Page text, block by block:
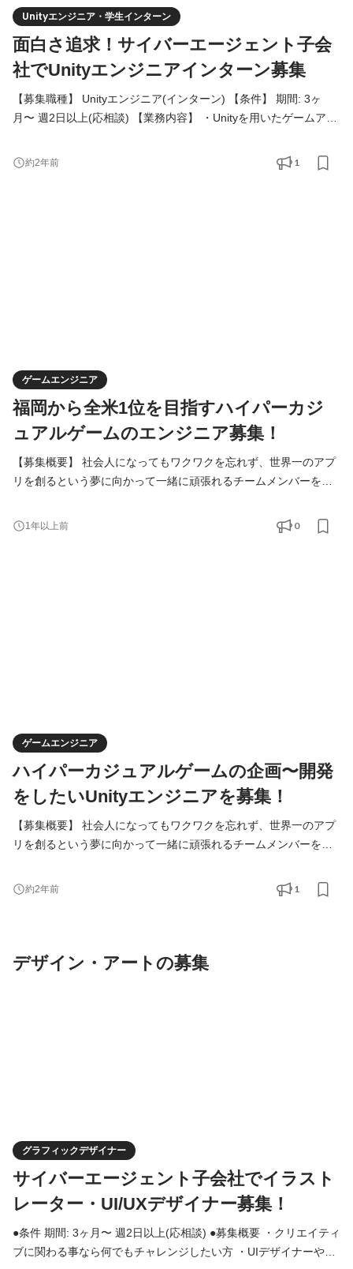
Unityエンジニア・学生インターン
面白さ追求！サイバーエージェント子会
社でUnityエンジニアインターン募集
【募集職種】 Unityエンジニア(インターン) 【条件】 期間: 3ヶ
月〜 週2日以上(応相談) 【業務内容】 ・Unityを用いたゲームアプ
など、実力に応じて様々なエンジニア業務を行なっていただきま
約2年前 1
ゲームエンジニア
福岡から全米1位を目指すハイパーカジ
ュアルゲームのエンジニア募集！
【募集概要】 社会人になってもワクワクを忘れず、世界一のアプ
リを創るという夢に向かって一緒に頑張れるチームメンバーを募
まで幅広い業務に挑戦したい方 ・世の中をアッと驚かすようなヒ
ットサービスを生み出したい方 ・世界中の人の心を掴むような広
1年以上前 0
ゲームエンジニア
ハイパーカジュアルゲームの企画〜開発
をしたいUnityエンジニアを募集！
【募集概要】 社会人になってもワクワクを忘れず、世界一のアプ
リを創るという夢に向かって一緒に頑張れるチームメンバーを募
まで幅広い業務に挑戦したい方 ・世の中をアッと驚かすようなヒ
ットサービスを生み出したい方 ・世界中の人の心を掴むような広
約2年前 1
デザイン・アートの募集
グラフィックデザイナー
サイバーエージェント子会社でイラスト
レーター・UI/UXデザイナー募集！
●条件 期間: 3ヶ月〜 週2日以上(応相談) ●募集概要 ・クリエイティ
ブに関わる事なら何でもチャレンジしたい方 ・UIデザイナーやイ